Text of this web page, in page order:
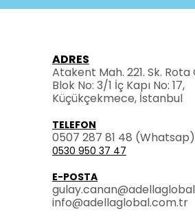
ADRES
Atakent Mah. 221. Sk.
Blok No: 3/1 İç Kapı No: 17,
Küçükçekmece, İstanbul
TELEFON
0507 287 81 48 (Whatsap)
0530 950 37 47
E-POSTA
info@adellaglobal.com.tr